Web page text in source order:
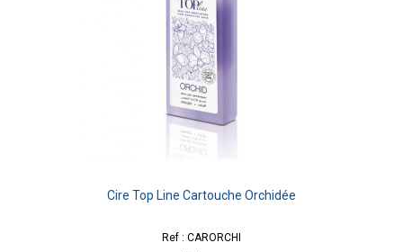
Cire Top Line Cartouche Orchidée
Ref : CARORCHI